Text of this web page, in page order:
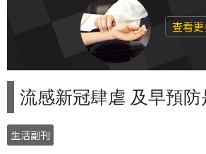
查看更
流感新冠肆虐 及早預防
生活副刊